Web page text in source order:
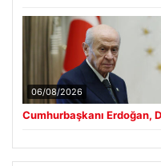
06/08/2026
Cumhurbaşkanı Erdoğan,